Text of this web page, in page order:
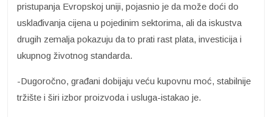
pristupanja Evropskoj uniji, pojasnio je da može doći do
usklađivanja cijena u pojedinim sektorima, ali da iskustva
drugih zemalja pokazuju da to prati rast plata, investicija i
ukupnog životnog standarda.
-Dugoročno, građani dobijaju veću kupovnu moć, stabilnije
tržište i širi izbor proizvoda i usluga-istakao je.